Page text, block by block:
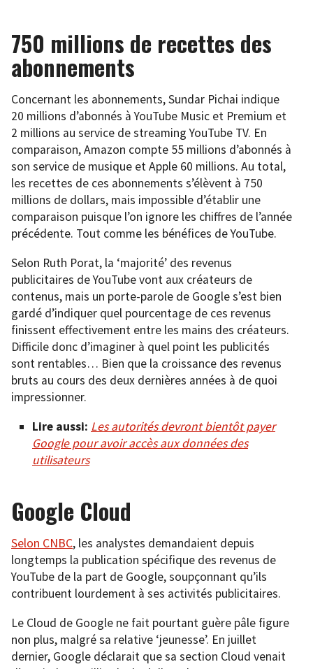
750 millions de recettes des
abonnements
Concernant les abonnements, Sundar Pichai indique
20 millions d’abonnés à YouTube Music et Premium et
2 millions au service de streaming YouTube TV. En
comparaison, Amazon compte 55 millions d’abonnés à
son service de musique et Apple 60 millions. Au total,
les recettes de ces abonnements s’élèvent à 750
millions de dollars, mais impossible d’établir une
comparaison puisque l’on ignore les chiffres de l’année
précédente. Tout comme les bénéfices de YouTube.
Selon Ruth Porat, la ‘majorité’ des revenus
publicitaires de YouTube vont aux créateurs de
contenus, mais un porte-parole de Google s’est bien
gardé d’indiquer quel pourcentage de ces revenus
finissent effectivement entre les mains des créateurs.
Difficile donc d’imaginer à quel point les publicités
sont rentables… Bien que la croissance des revenus
bruts au cours des deux dernières années à de quoi
impressionner.
Lire aussi: Les autorités devront bientôt payer
Google pour avoir accès aux données des
utilisateurs
Google Cloud
Selon CNBC, les analystes demandaient depuis
longtemps la publication spécifique des revenus de
YouTube de la part de Google, soupçonnant qu’ils
contribuent lourdement à ses activités publicitaires.
Le Cloud de Google ne fait pourtant guère pâle figure
non plus, malgré sa relative ‘jeunesse’. En juillet
dernier, Google déclarait que sa section Cloud venait